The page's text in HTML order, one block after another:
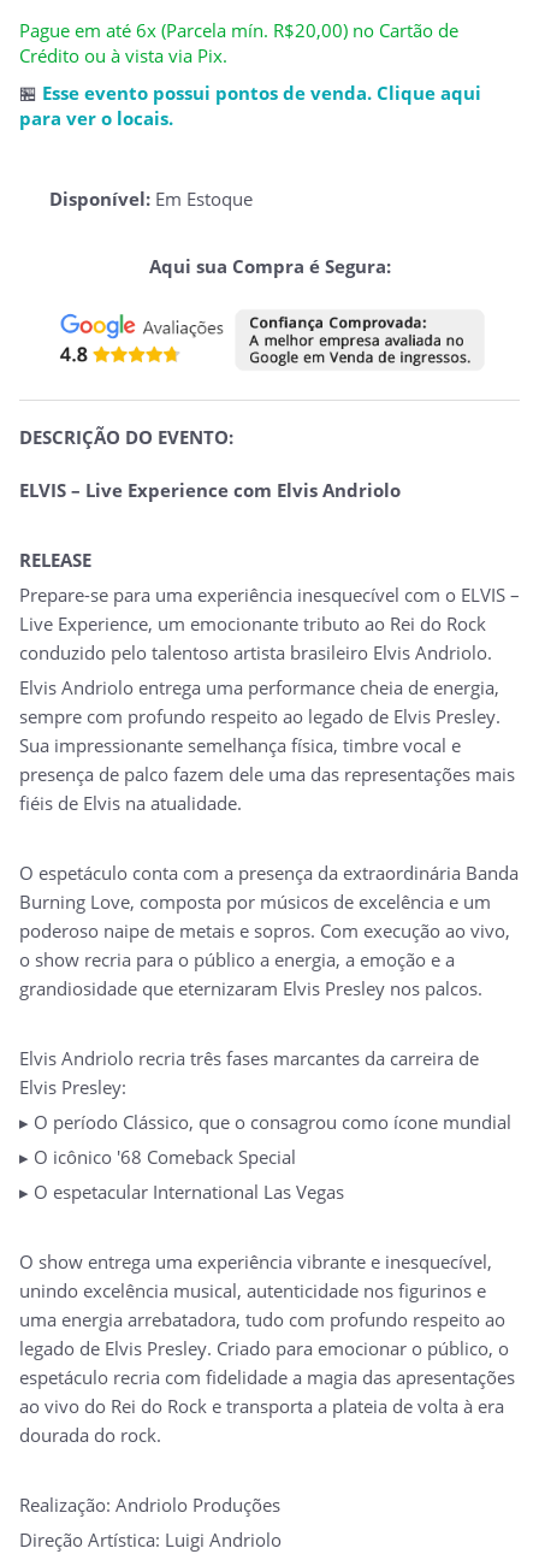
Pague em até 6x (Parcela mín. R$20,00) no Cartão de
Crédito ou à vista via Pix.
🏪 Esse evento possui pontos de venda. Clique aqui
para ver o locais.
Disponível: Em Estoque
Aqui sua Compra é Segura:
DESCRIÇÃO DO EVENTO:
ELVIS – Live Experience com Elvis Andriolo
RELEASE
Prepare-se para uma experiência inesquecível com o ELVIS –
Live Experience, um emocionante tributo ao Rei do Rock
conduzido pelo talentoso artista brasileiro Elvis Andriolo.
Elvis Andriolo entrega uma performance cheia de energia,
sempre com profundo respeito ao legado de Elvis Presley.
Sua impressionante semelhança física, timbre vocal e
presença de palco fazem dele uma das representações mais
fiéis de Elvis na atualidade.
O espetáculo conta com a presença da extraordinária Banda
Burning Love, composta por músicos de excelência e um
poderoso naipe de metais e sopros. Com execução ao vivo,
o show recria para o público a energia, a emoção e a
grandiosidade que eternizaram Elvis Presley nos palcos.
Elvis Andriolo recria três fases marcantes da carreira de
Elvis Presley:
▸ O período Clássico, que o consagrou como ícone mundial
▸ O icônico '68 Comeback Special
▸ O espetacular International Las Vegas
O show entrega uma experiência vibrante e inesquecível,
unindo excelência musical, autenticidade nos figurinos e
uma energia arrebatadora, tudo com profundo respeito ao
legado de Elvis Presley. Criado para emocionar o público, o
espetáculo recria com fidelidade a magia das apresentações
ao vivo do Rei do Rock e transporta a plateia de volta à era
dourada do rock.
Realização: Andriolo Produções
Direção Artística: Luigi Andriolo